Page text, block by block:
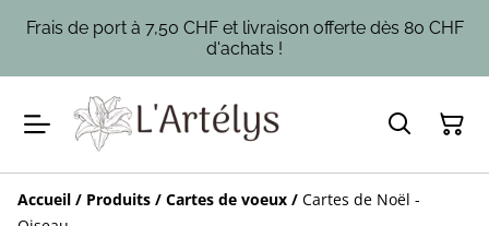
Frais de port à 7,50 CHF et livraison offerte dès 80 CHF
d'achats !
Accueil / Produits / Cartes de voeux / Cartes de Noël -